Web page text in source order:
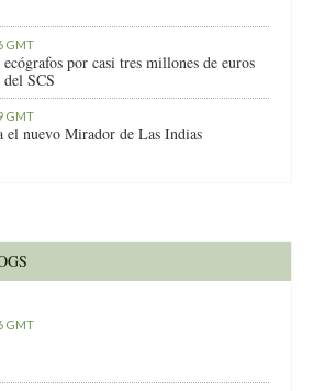
GMT
por casi tres millones de euros
SCS
GMT
el nuevo Mirador de Las Indias
GMT